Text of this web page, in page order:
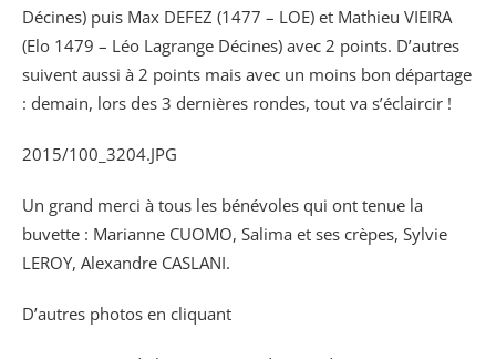
Décines) puis Max DEFEZ (1477 – LOE) et Mathieu VIEIRA
(Elo 1479 – Léo Lagrange Décines) avec 2 points. D’autres
suivent aussi à 2 points mais avec un moins bon départage
: demain, lors des 3 dernières rondes, tout va s’éclaircir !
2015/100_3204.JPG
Un grand merci à tous les bénévoles qui ont tenue la
buvette : Marianne CUOMO, Salima et ses crèpes, Sylvie
LEROY, Alexandre CASLANI.
D’autres photos en cliquant